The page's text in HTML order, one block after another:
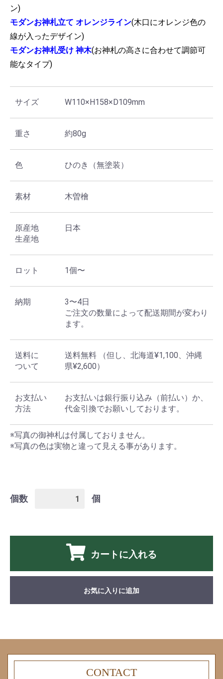
ン)
モダンお神札立て オレンジライン(木口にオレンジ色の
線が入ったデザイン)
モダンお神札受け 神木(お神札の高さに合わせて調節可
能なタイプ)
サイズ W110×H158×D109mm
重さ 約80g
色 ひのき（無塗装）
素材 木曽檜
原産地
生産地
日本
ロット 1個〜
納期
3〜4日
ご注文の数量によって配送期間が変わり
ます。
送料に
ついて
送料無料 （但し、北海道¥1,100、沖縄
県¥2,600）
お支払い
方法
お支払いは銀行振り込み（前払い）か、
代金引換でお願いしております。
※写真の御神札は付属しておりません。
※写真の色は実物と違って見える事があります。
個数 個
カートに入れる
お気に入りに追加
CONTACT